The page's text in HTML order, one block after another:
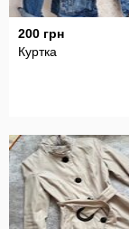
200 грн
Куртка